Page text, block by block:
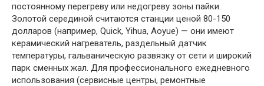
постоянному перегреву или недогреву зоны пайки.
Золотой серединой считаются станции ценой 80-150
долларов (например, Quick, Yihua, Aoyue) — они имеют
керамический нагреватель, раздельный датчик
температуры, гальваническую развязку от сети и широкий
парк сменных жал. Для профессионального ежедневного
использования (сервисные центры, ремонтные